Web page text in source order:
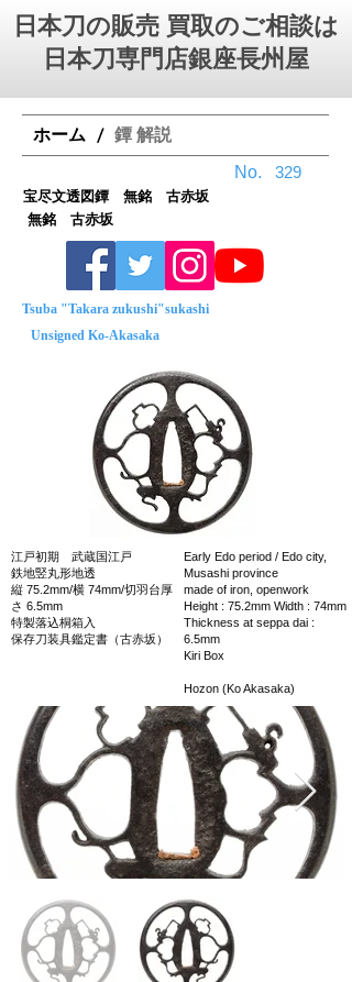
日本刀の販売 買取のご相談は
日本刀専門店銀座⻑州屋
ホーム / 鐔 解説
No.
無銘 古赤坂
Tsuba "Takara zukushi"sukashi
Unsigned Ko-Akasaka
江戸初期 武蔵国江戸
鉄地竪丸形地透
縦 75.2mm/横 74mm/切羽台厚
さ 6.5mm
特製落込桐箱入
保存刀装具鑑定書（古赤坂）
Early Edo period / Edo city,
Musashi province
made of iron, openwork
Height : 75.2mm Width : 74mm
Thickness at seppa dai :
6.5mm
Kiri Box
Hozon (Ko Akasaka)
宝尽文透図鐔 無銘 古赤坂
329